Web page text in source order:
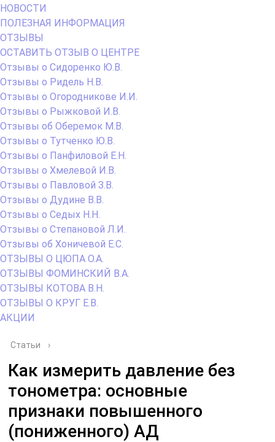
НОВОСТИ
ПОЛЕЗНАЯ ИНФОРМАЦИЯ
ОТЗЫВЫ
ОСТАВИТЬ ОТЗЫВ О ЦЕНТРЕ
Отзывы о Сидоренко Ю.В.
Отзывы о Ридель Н.В.
Отзывы о Огородникове И.И.
Отзывы о Рыжковой И.В.
Отзывы об Оберемок М.В.
Отзывы о Тутченко Ю.В.
Отзывы о Панфиловой Е.Н.
Отзывы о Хмелевой И.В.
Отзывы о Павловой З.В.
Отзывы о Дудине В.В.
Отзывы о Седых Н.Н.
Отзывы о Степановой Л.И.
Отзывы об Хоничевой Е.С.
ОТЗЫВЫ О ЦЮПА О.А.
ОТЗЫВЫ ФОМИНСКИЙ В.А.
ОТЗЫВЫ КОТОВА В.Н.
ОТЗЫВЫ О КРУГ Е.В.
АКЦИИ
Статьи ›
Как измерить давление без
тонометра: основные
признаки повышенного
(пониженного) АД